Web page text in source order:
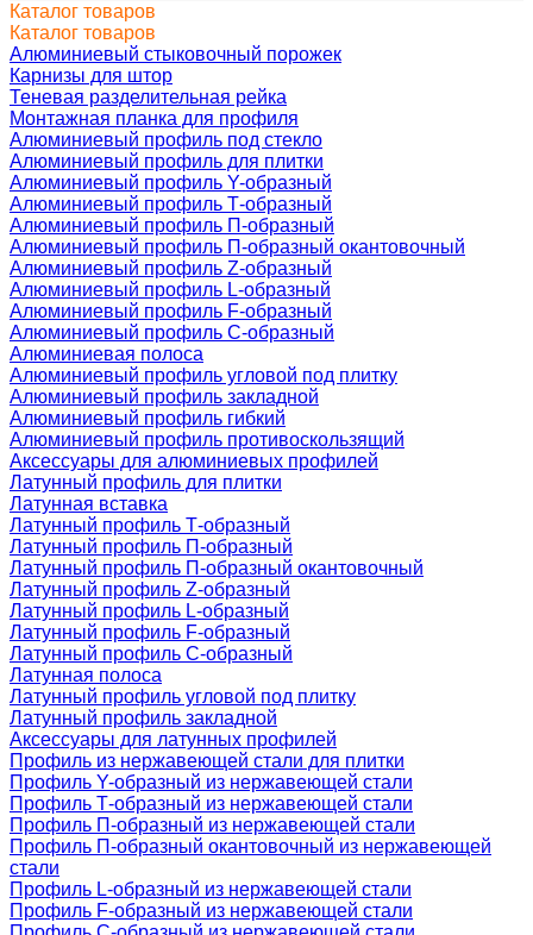
Каталог товаров
Каталог товаров
Алюминиевый стыковочный порожек
Карнизы для штор
Теневая разделительная рейка
Монтажная планка для профиля
Алюминиевый профиль под стекло
Алюминиевый профиль для плитки
Алюминиевый профиль Y-образный
Алюминиевый профиль Т-образный
Алюминиевый профиль П-образный
Алюминиевый профиль П-образный окантовочный
Алюминиевый профиль Z-образный
Алюминиевый профиль L-образный
Алюминиевый профиль F-образный
Алюминиевый профиль C-образный
Алюминиевая полоса
Алюминиевый профиль угловой под плитку
Алюминиевый профиль закладной
Алюминиевый профиль гибкий
Алюминиевый профиль противоскользящий
Аксессуары для алюминиевых профилей
Латунный профиль для плитки
Латунная вставка
Латунный профиль Т-образный
Латунный профиль П-образный
Латунный профиль П-образный окантовочный
Латунный профиль Z-образный
Латунный профиль L-образный
Латунный профиль F-образный
Латунный профиль C-образный
Латунная полоса
Латунный профиль угловой под плитку
Латунный профиль закладной
Аксессуары для латунных профилей
Профиль из нержавеющей стали для плитки
Профиль Y-образный из нержавеющей стали
Профиль Т-образный из нержавеющей стали
Профиль П-образный из нержавеющей стали
Профиль П-образный окантовочный из нержавеющей
стали
Профиль L-образный из нержавеющей стали
Профиль F-образный из нержавеющей стали